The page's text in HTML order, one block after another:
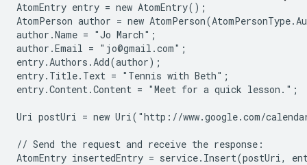
AtomEntry entry = new AtomEntry();
AtomPerson author = new
author.Name = "Jo March";
author.Email = "jo@gmail.com";
entry.Authors.Add(author);
entry.Title.Text = "Tennis with Beth";
entry.Content.Content = "Meet for a quick lesson.";
Uri postUri = new Uri("http://www.google.com/
// Send the request and receive the response:
AtomEntry insertedEntry = service.Insert(postUri,